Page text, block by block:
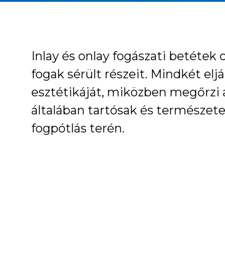
Inlay és onlay fogászati betétek
fogak sérült részeit. Mindkét
esztétikáját, miközben megőrzi
általában tartósak és
fogpótlás terén.